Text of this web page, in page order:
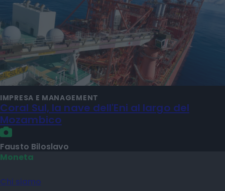
IMPRESA E MANAGEMENT
Coral Sul, la nave dell'Eni al largo del
Mozambico
Fausto Biloslavo
Moneta
Chi siamo